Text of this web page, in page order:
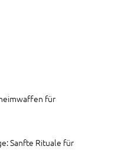
für
Sanfte Rituale für